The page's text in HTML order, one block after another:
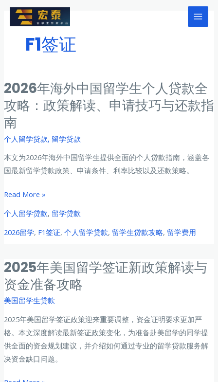
Main
F1签证
2026年海外中国留学生个人贷款全
攻略：政策解读、申请技巧与还款指
南
个人留学贷款, 留学贷款
本文为2026年海外中国留学生提供全面的个人贷款指南，涵盖各
国最新留学贷款政策、申请条件、利率比较以及还款策略。
2026
海
外
国
留
学
生
人
贷
款
全
攻
Read More »
个人留学贷款, 留学贷款
2026留学, F1签证, 个人留学贷款, 留学生贷款攻略, 留学费用
2025年美国留学签证新政策解读与
资金准备攻略
美国留学生贷款
2025年美国留学签证政策迎来重要调整，资金证明要求更加严
格。本文深度解读最新签证政策变化，为准备赴美留学的同学提
供全面的资金规划建议，并介绍如何通过专业的留学贷款服务解
决资金缺口问题。